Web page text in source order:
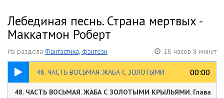
Лебединая песнь. Страна мертвых -
Маккатмон Роберт
Из раздела Фантастика, фэнтези 18 часов 8 минут
48. ЧАСТЬ ВОСЬМАЯ. ЖАБА С ЗОЛОТЫМИ
КРЫЛЬЯМИ. Глава 48. Последняя яблоня
00:00
00:00
32:20
48. ЧАСТЬ ВОСЬМАЯ. ЖАБА С ЗОЛОТЫМИ КРЫЛЬЯМИ. Глава